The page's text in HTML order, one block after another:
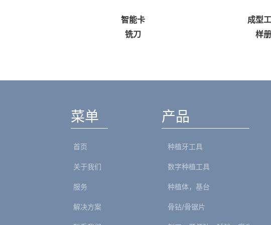
智能卡
铣刀
成型工具
样册
菜单
首页
关于我们
服务
解决方案
产品
种植牙工具
数字种植工具
种植体，基台
骨钻/骨锯片